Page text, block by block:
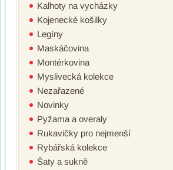
Kalhoty na vycházky
Kojenecké košilky
Legíny
Maskáčovina
Montérkovina
Myslivecká kolekce
Nezařazené
Novinky
Pyžama a overaly
Rukavičky pro nejmenší
Rybářská kolekce
Šaty a sukně